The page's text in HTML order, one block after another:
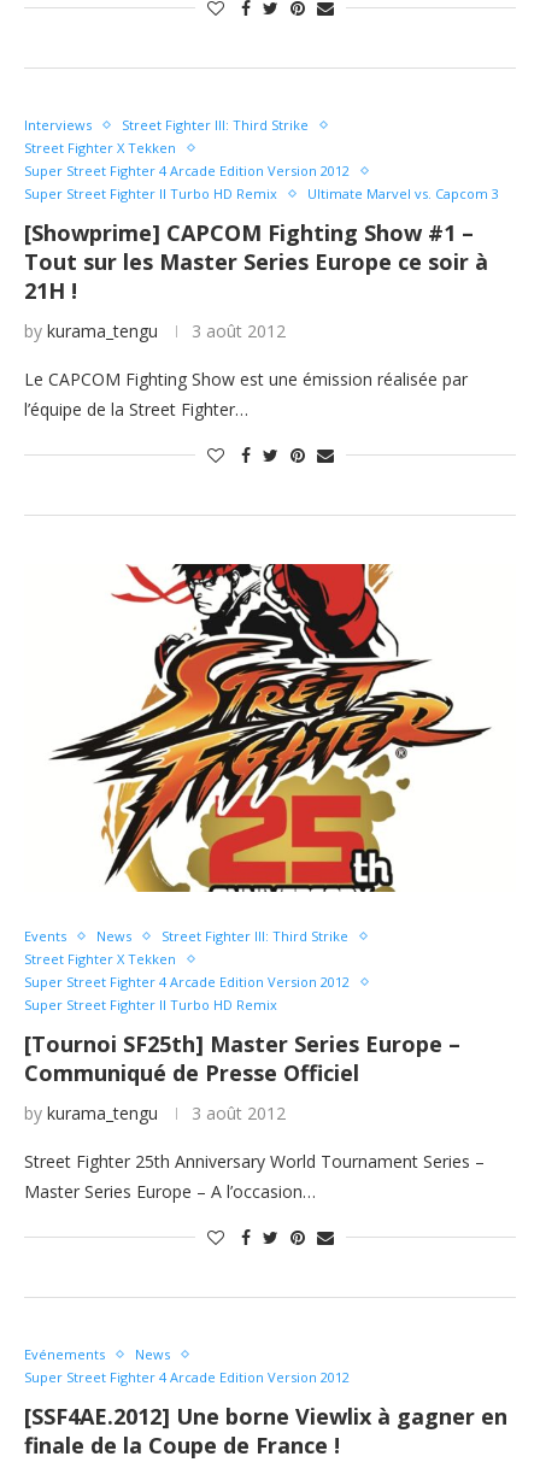
Interviews
Street Fighter III: Third Strike
Street Fighter X Tekken
Super Street Fighter 4 Arcade Edition Version 2012
Super Street Fighter II Turbo HD Remix
Ultimate Marvel vs. Capcom 3
[Showprime] CAPCOM Fighting Show #1 –
Tout sur les Master Series Europe ce soir à
21H !
by kurama_tengu 3 août 2012
Le CAPCOM Fighting Show est une émission réalisée par
l’équipe de la Street Fighter…
Events News
Street Fighter III: Third Strike
Street Fighter X Tekken
Super Street Fighter 4 Arcade Edition Version 2012
Super Street Fighter II Turbo HD Remix
[Tournoi SF25th] Master Series Europe –
Communiqué de Presse Officiel
by kurama_tengu 3 août 2012
Street Fighter 25th Anniversary World Tournament Series –
Master Series Europe – A l’occasion…
Evénements
News
Super Street Fighter 4 Arcade Edition Version 2012
[SSF4AE.2012] Une borne Viewlix à gagner en
finale de la Coupe de France !